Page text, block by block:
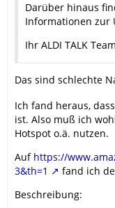
Darüber hinaus
Informationen zur
Ihr ALDI TALK Team
Das sind schlechte
Ich fand heraus,
ist. Also muß ich
Hotspot o.ä. nutzen.
Auf https://
3&th=1
fand ich
Beschreibung: